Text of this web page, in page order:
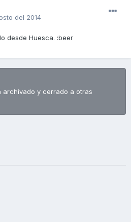
del 2014
desde Huesca. :beer
archivado y cerrado a otras